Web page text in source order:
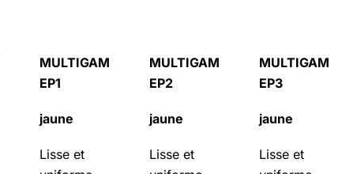
MULTIGAM
EP1
MULTIGAM
EP2
MULTIGAM
EP3
jaune jaune jaune
Lisse et
Lisse et
Lisse et